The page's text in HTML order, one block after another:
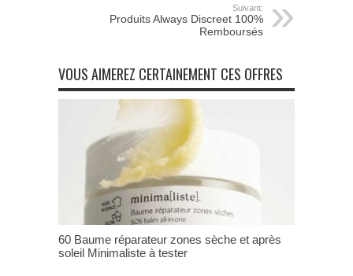
Suivant:
Produits Always Discreet 100%
Remboursés
VOUS AIMEREZ CERTAINEMENT CES OFFRES
60 Baume réparateur zones sèche et après
soleil Minimaliste à tester